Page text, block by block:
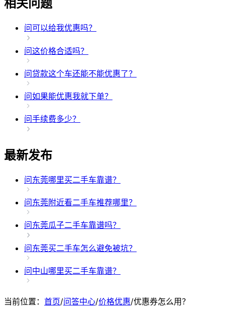
相关问题
问可以给我优惠吗？
问这价格合适吗？
问贷款这个车还能不能优惠了？
问如果能优惠我就下单？
问手续费多少？
最新发布
问东莞哪里买二手车靠谱？
问东莞附近看二手车推荐哪里？
问东莞瓜子二手车靠谱吗？
问东莞买二手车怎么避免被坑？
问中山哪里买二手车靠谱？
当前位置： 首页/问答中心/价格优惠/优惠券怎么用？